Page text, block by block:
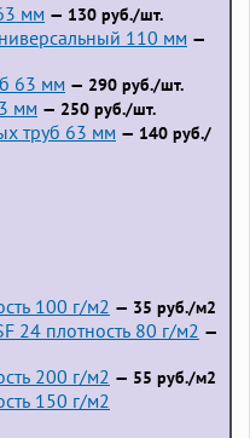
мм — 130 руб./шт.
110 мм —
63 мм — 290 руб./шт.
мм — 250 руб./шт.
труб 63 мм — 140 руб./
100 г/м2 — 35 руб./м2
24 плотность 80 г/м2 —
200 г/м2 — 55 руб./м2
150 г/м2